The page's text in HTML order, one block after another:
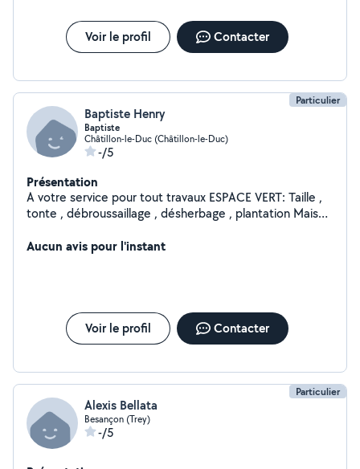
Voir le profil Contacter
Particulier
Baptiste Henry
Baptiste
Châtillon-le-Duc (Châtillon-le-Duc)
-/5
Présentation
A votre service pour tout travaux ESPACE VERT: Taille ,
tonte , débroussaillage , désherbage , plantation Mais
, évacuation de déchets . N'hésitez pas à me contacter
Aucun avis pour l'instant
Voir le profil Contacter
Particulier
Alexis Bellata
Besançon (Trey)
-/5